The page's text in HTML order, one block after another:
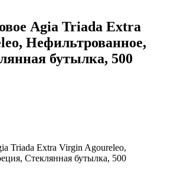
Agia Triada Extra
Нефильтрованное,
бутылка, 500
Triada Extra Virgin Agoureleo,
Стеклянная бутылка, 500